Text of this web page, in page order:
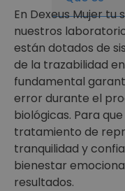
En Dexeus Mujer tu
nuestros
están dotados de
de la trazabilidad
fundamental
error durante el
biológicas. Para
tratamiento de
tranquilidad y
bienestar
resultados.